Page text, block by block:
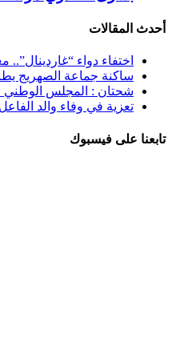
أحدث المقالات
اختفاء دواء
ساكنة جماعة الصهريج
شحتان : المجلس الوطني
تعزية في وفاء والد
تابعنا على فيسبوك